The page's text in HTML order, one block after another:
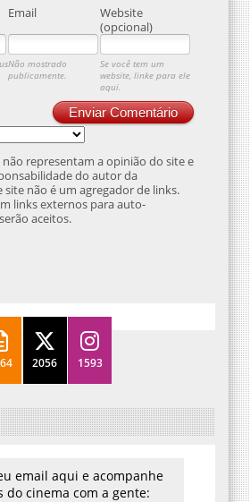
Email
Website
(opcional)
Não mostrado
publicamente.
Se você tem um
website, linke para ele
aqui.
Enviar Comentário
representam a opinião do site e
do autor da
site não é um agregador de links.
links externos para auto-
aceitos.
2056 1593
email aqui e acompanhe
do cinema com a gente: